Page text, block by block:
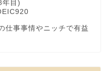
目)
仕事事情やニッチで有益